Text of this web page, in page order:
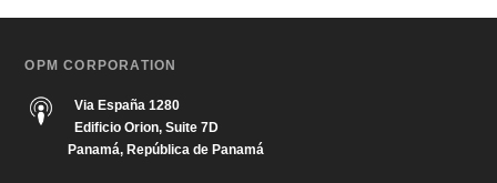
OPM CORPORATION
Via España 1280
Edificio Orion, Suite 7D
Panamá, República de Panamá